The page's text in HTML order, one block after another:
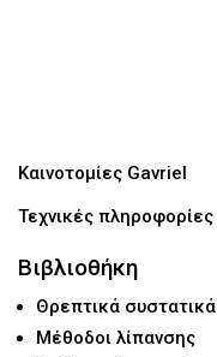
Καινοτομίες Gavriel
Τεχνικές πληροφορίες
Βιβλιοθήκη
Θρεπτικά συστατικά
Μέθοδοι λίπανσης